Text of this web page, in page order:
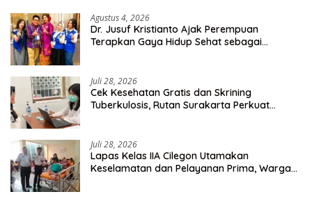
Agustus 4, 2026
Dr. Jusuf Kristianto Ajak Perempuan
Terapkan Gaya Hidup Sehat sebagai
Juli 28, 2026
Cek Kesehatan Gratis dan Skrining
Tuberkulosis, Rutan Surakarta Perkuat
Juli 28, 2026
Lapas Kelas IIA Cilegon Utamakan
Keselamatan dan Pelayanan Prima, Warga